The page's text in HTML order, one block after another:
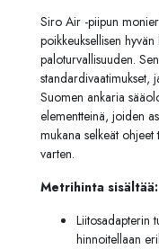
Siro Air -piipun
poikkeuksellisen
paloturvallisuuden.
standardivaatimukset,
Suomen ankaria
elementteinä, joiden
mukana selkeät ohjeet
varten.
Metrihinta sisältää:
Liitosadapterin
hinnoitellaan